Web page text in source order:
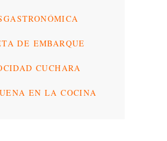
DE EMBARQUE
CUCHARA
EN LA COCINA